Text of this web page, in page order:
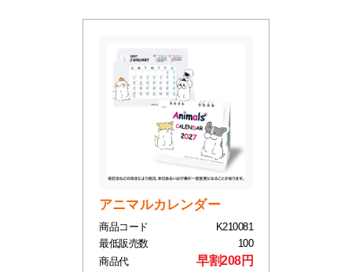
アニマルカレンダー
商品コード
K210081
最低販売数
100
商品代
早割208円